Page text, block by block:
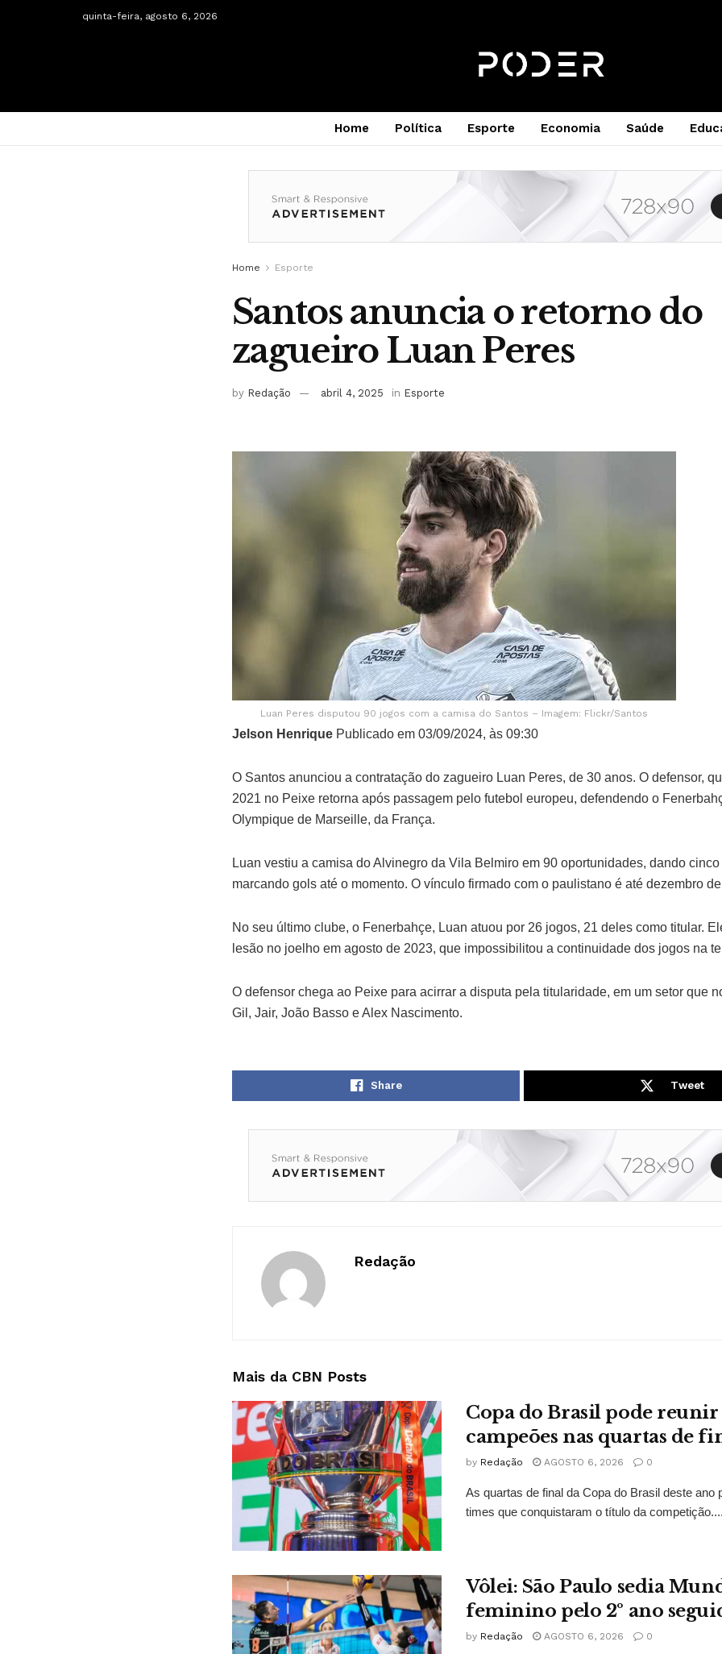
quinta-feira, agosto 6, 2026
Home Política Esporte Economia Saúde
Home Esporte
Santos anuncia o retorno do
zagueiro Luan Peres
by Redação abril 4, 2025 in Esporte
Luan Peres disputou 90 jogos com a camisa do Santos – Imagem: Flickr/Santos
Jelson Henrique Publicado em 03/09/2024, às 09:30
O Santos anunciou a contratação do zagueiro Luan Peres, de 30 anos. O defensor,
2021 no Peixe retorna após passagem pelo futebol europeu, defendendo o
Olympique de Marseille, da França.
Luan vestiu a camisa do Alvinegro da Vila Belmiro em 90 oportunidades, dando
marcando gols até o momento. O vínculo firmado com o paulistano é até dezembro
No seu último clube, o Fenerbahçe, Luan atuou por 26 jogos, 21 deles como titular.
lesão no joelho em agosto de 2023, que impossibilitou a continuidade dos jogos na
O defensor chega ao Peixe para acirrar a disputa pela titularidade, em um setor que
Gil, Jair, João Basso e Alex Nascimento.
Share Tweet
Redação
Mais da CBN Posts
Copa do Brasil pode reunir
campeões nas quartas de
by Redação AGOSTO 6, 2026 0
As quartas de final da Copa do Brasil deste ano
times que conquistaram o título da
Vôlei: São Paulo sedia
feminino pelo 2º ano
by Redação AGOSTO 6, 2026 0